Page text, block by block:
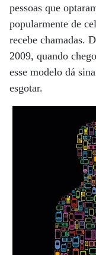
pessoas que
popularmente de
recebe chamadas.
2009, quando
esse modelo dá
esgotar.